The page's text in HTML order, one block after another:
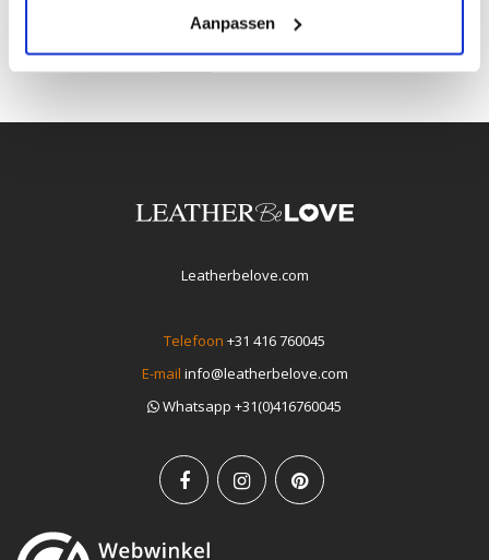
Aanpassen
Leatherbelove.com
Telefoon +31 416 760045
E-mail info@leatherbelove.com
Whatsapp +31(0)416760045